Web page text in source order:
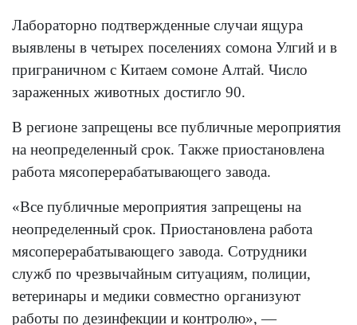
Лабораторно подтвержденные случаи ящура
выявлены в четырех поселениях сомона Улгий и в
приграничном с Китаем сомоне Алтай. Число
зараженных животных достигло 90.
В регионе запрещены все публичные мероприятия
на неопределенный срок. Также приостановлена
работа мясоперерабатывающего завода.
«Все публичные мероприятия запрещены на
неопределенный срок. Приостановлена работа
мясоперерабатывающего завода. Сотрудники
служб по чрезвычайным ситуациям, полиции,
ветеринары и медики совместно организуют
работы по дезинфекции и контролю», —